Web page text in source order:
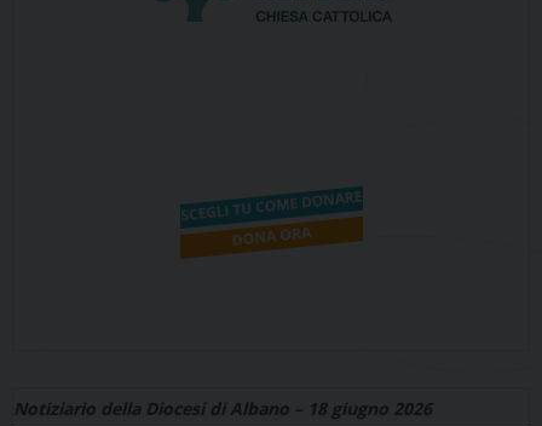
Notiziario della Diocesi di Albano – 18 giugno 2026